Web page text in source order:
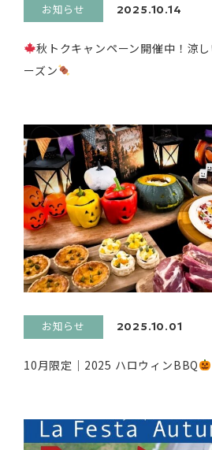
お知らせ 2025.10.14
秋トクキャンペーン開催中！涼
ーズン
お知らせ 2025.10.01
10月限定｜2025 ハロウィンBBQ